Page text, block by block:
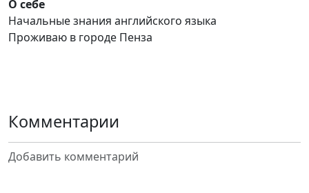
О себе
Начальные знания английского языка
Проживаю в городе Пенза
Комментарии
Добавить комментарий